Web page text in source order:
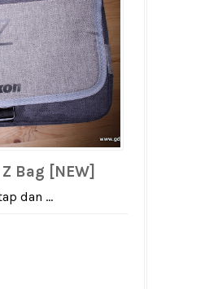
Bag [NEW]
dan ...